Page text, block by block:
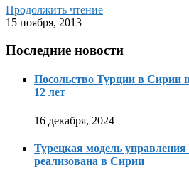
Продолжить чтение
15 ноября, 2013
Последние новости
Посольство Турции в Сирии
12 лет
16 декабря, 2024
Турецкая модель
реализована в Сирии